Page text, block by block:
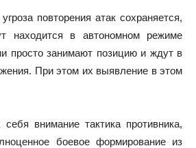
повторения атак сохраняется,
находится в автономном режиме
просто занимают позицию и ждут в
При этом их выявление в этом
внимание тактика противника,
боевое формирование из